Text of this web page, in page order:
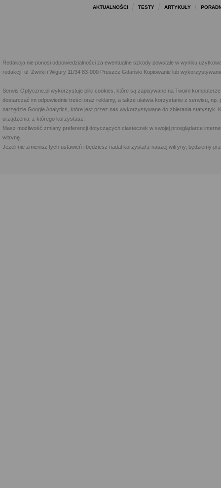
AKTUALNOŚCI TESTY ARTYKUŁY
Redakcja nie ponosi odpowiedzialności za ewentualne szkody powstałe w wyniku
redakcji: ul. Żwirki i Wigury 11/34 83-000 Pruszcz Gdański Kopiowanie lub
Serwis Optyczne.pl wykorzystuje pliki cookies, które są zapisywane na Twoim
dostarczać im odpowiednie treści oraz reklamy, a także ułatwia korzystanie z serwisu,
narzędzie Google Analytics, które jest przez nas wykorzystywane do zbierania statystyk.
urządzenia, z którego korzystasz.
Masz możliwość zmiany preferencji dotyczących ciasteczek w swojej przeglądarce
witrynę.
Jeżeli nie zmienisz tych ustawień i będziesz nadal korzystał z naszej witryny, będziemy